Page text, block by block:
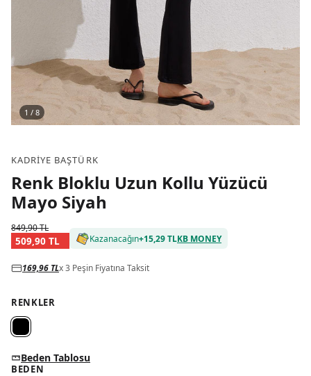
1 / 8
KADRIYE BAŞTÜRK
Renk Bloklu Uzun Kollu Yüzücü
Mayo Siyah
849,90 TL
509,90 TL Kazanacağın+15,29 TLKB MONEY
169,96 TLx 3 Peşin Fiyatına Taksit
RENKLER
Beden Tablosu
BEDEN